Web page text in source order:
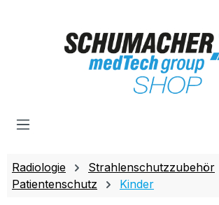
Radiologie
Strahlenschutzzubehör
Patientenschutz
Kinder